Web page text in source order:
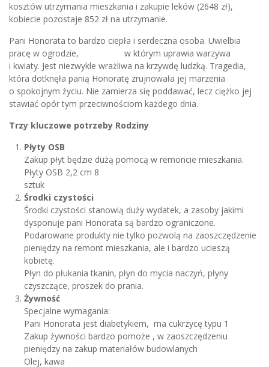
kosztów utrzymania mieszkania i zakupie leków (2648 zł),
kobiecie pozostaje 852 zł na utrzymanie.
Pani Honorata to bardzo ciepła i serdeczna osoba. Uwielbia
pracę w ogrodzie, w którym uprawia warzywa
i kwiaty. Jest niezwykle wrażliwa na krzywdę ludzką. Tragedia,
która dotknęła panią Honoratę zrujnowała jej marzenia
o spokojnym życiu. Nie zamierza się poddawać, lecz ciężko jej
stawiać opór tym przeciwnościom każdego dnia.
Trzy kluczowe potrzeby Rodziny
Płyty OSB
Zakup płyt będzie dużą pomocą w remoncie mieszkania.
Płyty OSB 2,2 cm 8
sztuk
Środki czystości
Środki czystości stanowią duży wydatek, a zasoby jakimi
dysponuje pani Honorata są bardzo ograniczone.
Podarowane produkty nie tylko pozwolą na zaoszczędzenie
pieniędzy na remont mieszkania, ale i bardzo ucieszą
kobietę.
Płyn do płukania tkanin, płyn do mycia naczyń, płyny
czyszczące, proszek do prania.
Żywność
Specjalne wymagania:
Pani Honorata jest diabetykiem, ma cukrzycę typu 1
Zakup żywności bardzo pomoże , w zaoszczędzeniu
pieniędzy na zakup materiałów budowlanych
Olej, kawa